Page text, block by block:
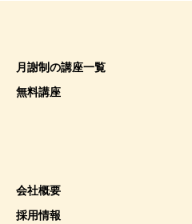
月謝制の講座一覧
無料講座
会社概要
採用情報